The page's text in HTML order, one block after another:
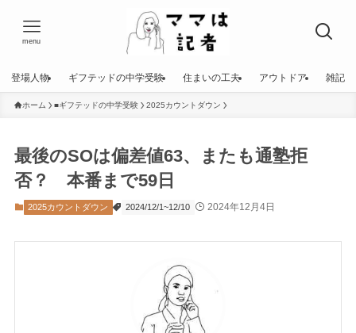
menu
登場人物 ギフテッドの中学受験 住まいの工夫 アウトドア 雑記
ホーム ■ギフテッドの中学受験 2025カウントダウン
最後のSOは偏差値63、またも通塾拒
否？ 本番まで59日
2025カウントダウン 2024/12/1~12/10 2024年12月4日